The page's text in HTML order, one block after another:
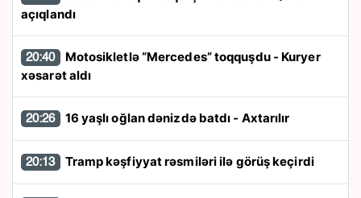
açıqlandı
20:40
xəsarət aldı
20:26 16 yaşlı oğlan dənizdə batdı - Axtarılır
20:13 Tramp kəşfiyyat rəsmiləri ilə görüş keçirdi